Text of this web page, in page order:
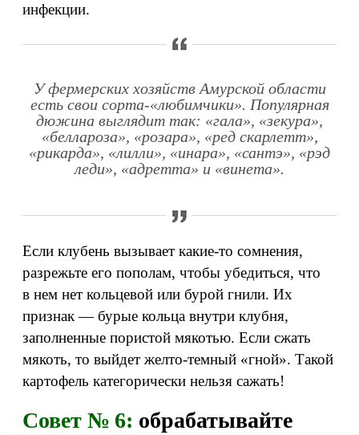
инфекции.
У фермерских хозяйств Амурской области
есть свои сорта-«любимчики». Популярная
дюжина выглядит так: «гала», «зекура»,
«беллароза», «розара», «ред скарлетт»,
«рикарда», «лилли», «инара», «сантэ», «рэд
леди», «адретта» и «винета».
Если клубень вызывает какие‑то сомнения,
разрежьте его пополам, чтобы убедиться, что
в нем нет кольцевой или бурой гнили. Их
признак — бурые кольца внутри клубня,
заполненные пористой мякотью. Если сжать
мякоть, то выйдет желто-темный «гной». Такой
картофель категорически нельзя сажать!
Совет № 6: обрабатывайте